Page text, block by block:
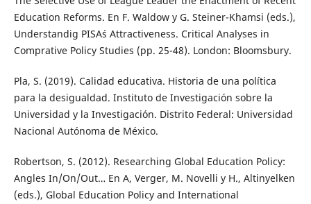
Education Reforms. En F. Waldow y G. Steiner-Khamsi (eds.),
Understandig PISA´s Attractiveness. Critical Analyses in
Comprative Policy Studies (pp. 25-48). London: Bloomsbury.
Pla, S. (2019). Calidad educativa. Historia de una política
para la desigualdad. Instituto de Investigación sobre la
Universidad y la Investigación. Distrito Federal: Universidad
Nacional Autónoma de México.
Robertson, S. (2012). Researching Global Education Policy:
Angles In/On/Out… En A, Verger, M. Novelli y H., Altinyelken
(eds.), Global Education Policy and International